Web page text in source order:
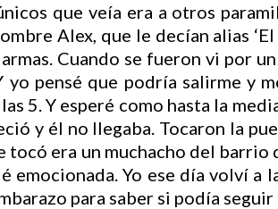
que veía era a otros
Alex, que le decían alias
Cuando se fueron vi por
yo pensé que podría salirme y
5. Y esperé como hasta la
y él no llegaba. Tocaron la
era un muchacho del barrio
emocionada. Yo ese día volví a
para saber si podía